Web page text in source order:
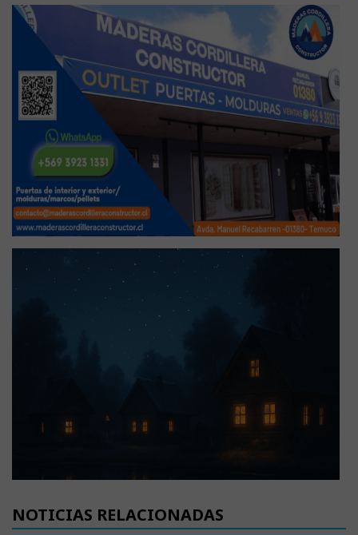
NOTICIAS RELACIONADAS